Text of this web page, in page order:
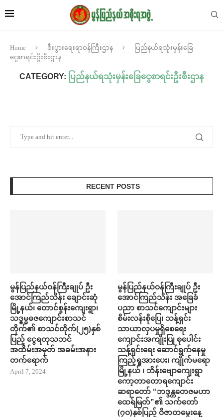
Home စီးပွားရေးရာဝန်ကြီးဌာန
ပြည်နယ်ရသုံးမှန်းခြေ
ငွေစာရင်းဦးစီးဌာန
CATEGORY: ပြည်နယ်ရသုံးမှန်းခြေငွေစာရင်းဦးစီးဌာန
RECENT POSTS
မွန်ပြည်နယ်ဝန်ကြီးချုပ် ဦး
အောင်ကြည်သိန်း ချောင်းဆုံ
မြို့နယ်၊ တောင်စွန်းကျေးရွာ၊
သဒ္ဓမ္မဓဇကျောင်းစာသင်
တိုက်၏ စာသင်တိုက်(၂၅)နှစ်
ပြည့် ငွေရတုသဘင်
အထိမ်းအမှတ် အခမ်းအနား
တက်​ရောက်
April 7, 2024
မွန်ပြည်နယ်ဝန်ကြီးချုပ် ဦး
အောင်ကြည်သိန်း အ​ခြေခံ
ပညာ စာသင်​ကျောင်းများ
စိမ်းလန်းစို​​ပြေ​၊ သန့်ရှင်း
သာယာလှ​ပ​မှုရှိ​စေရေး
ကျောင်းအကျိုးပြု စု​ပေါင်း
သန့်ရှင်း​ရေး ​ဆောင်ရွက်နေမှု
ကြည့်ရှုအား​ပေး၊ ကျိုက်မရော
မြို့နယ် ၊ ဘိန်းဗျောကျေးရွာ
ကော့တာတောရကျောင်း
ဆရာတော် “ဘဒ္ဒန္တတေဇမဟာ
ထေရ်မြတ်”၏ သက်တော်
(၇ဝ)နှစ်ပြည့် ဝိဇာတမွေးနေ့